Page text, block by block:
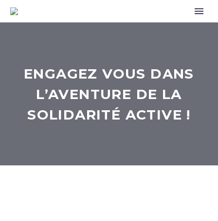
ENGAGEZ VOUS DANS
L’AVENTURE DE LA
SOLIDARITÉ ACTIVE !